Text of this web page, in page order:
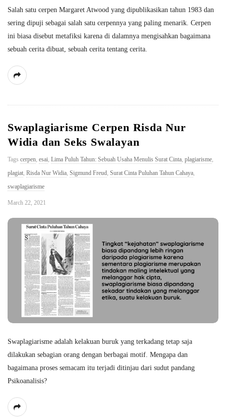
Salah satu cerpen Margaret Atwood yang dipublikasikan tahun 1983 dan
sering dipuji sebagai salah satu cerpennya yang paling menarik. Cerpen
ini biasa disebut metafiksi karena di dalamnya mengisahkan bagaimana
sebuah cerita dibuat, sebuah cerita tentang cerita.
Swaplagiarisme Cerpen Risda Nur
Widia dan Seks Swalayan
Tags cerpen, esai, Lima Puluh Tahun: Sebuah Usaha Menulis Surat Cinta, plagiarisme,
plagiat, Risda Nur Widia, Sigmund Freud, Surat Cinta Puluhan Tahun Cahaya,
swaplagiarisme
March 22, 2021
Swaplagiarisme adalah kelakuan buruk yang terkadang tetap saja
dilakukan sebagian orang dengan berbagai motif. Mengapa dan
bagaimana proses semacam itu terjadi ditinjau dari sudut pandang
Psikoanalisis?